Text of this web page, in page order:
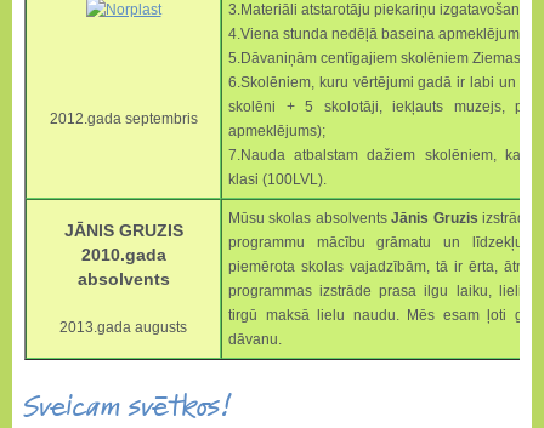
2012.gada septembris
3.Materiāli atstarotāju piekariņu izgatavošanai.
4.Viena stunda nedēļā baseina apmeklējums
5.Dāvaniņām centīgajiem skolēniem
6.Skolēniem, kuru vērtējumi gadā ir labi un
skolēni + 5 skolotāji, iekļauts muzejs,
apmeklējums);
7.Nauda atbalstam dažiem skolēniem,
klasi (100LVL).
JĀNIS GRUZIS
2010.gada
absolvents
2013.gada augusts
Mūsu skolas absolventsJānis Gruzis
programmu mācību grāmatu un līdzekļu
piemērota skolas vajadzībām, tā ir ērta, ātra
programmas izstrāde prasa ilgu laiku,
tirgū maksā lielu naudu. Mēs esam ļoti
dāvanu.
Sveicam svētkos!